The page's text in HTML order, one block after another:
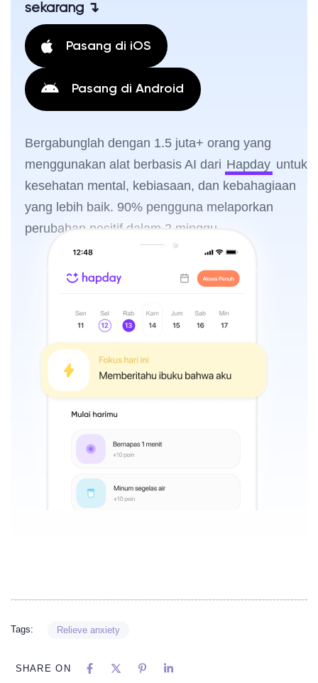
sekarang ↴
Pasang di iOS
Pasang di Android
Bergabunglah dengan 1.5 juta+ orang yang
menggunakan alat berbasis AI dari Hapday untuk
kesehatan mental, kebiasaan, dan kebahagiaan
yang lebih baik. 90% pengguna melaporkan
perubahan positif dalam 2 minggu.
Tags: Relieve anxiety
SHARE ON